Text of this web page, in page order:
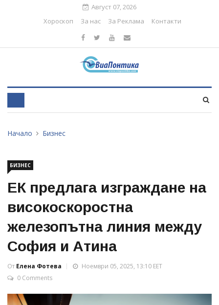
Август 07, 2026
Хороскоп
За нас За Реклама Контакти
Начало Бизнес
БИЗНЕС
ЕК предлага изграждане на
високоскоростна
железопътна линия между
София и Атина
От Елена Фотева
Ноември 05, 2025, 13:10 EET
0 Comments